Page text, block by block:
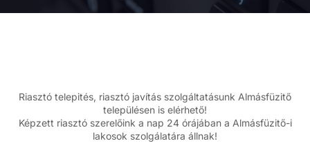
Riasztó telepités, riasztó javítás szolgáltatásunk Almásfüzitő
településen is elérhető!
Képzett riasztó szerelőink a nap 24 órájában a Almásfüzitő-i
lakosok szolgálatára állnak!